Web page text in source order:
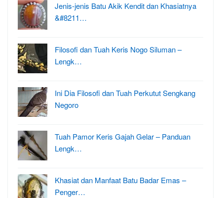
Jenis-jenis Batu Akik Kendit dan Khasiatnya
&#8211…
Filosofi dan Tuah Keris Nogo Siluman –
Lengk…
Ini Dia Filosofi dan Tuah Perkutut Sengkang
Negoro
Tuah Pamor Keris Gajah Gelar – Panduan
Lengk…
Khasiat dan Manfaat Batu Badar Emas –
Penger…